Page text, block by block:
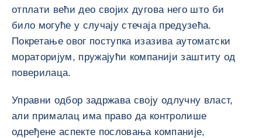
отплати већи део својих дугова него што би
било могуће у случају стечаја предузећа.
Покретање овог поступка изазива аутоматски
мораторијум, пружајући компанији заштиту од
поверилаца.
Управни одбор задржава своју одлучну власт,
али прималац има право да контролише
одређене аспекте пословања компаније,